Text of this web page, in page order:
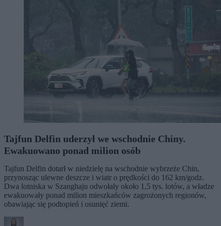
Tajfun Delfin uderzył we wschodnie Chiny.
Ewakuowano ponad milion osób
Tajfun Delfin dotarł w niedzielę na wschodnie wybrzeże Chin,
przynosząc ulewne deszcze i wiatr o prędkości do 162 km/godz.
Dwa lotniska w Szanghaju odwołały około 1,5 tys. lotów, a władze
ewakuowały ponad milion mieszkańców zagrożonych regionów,
obawiając się podtopień i osunięć ziemi.